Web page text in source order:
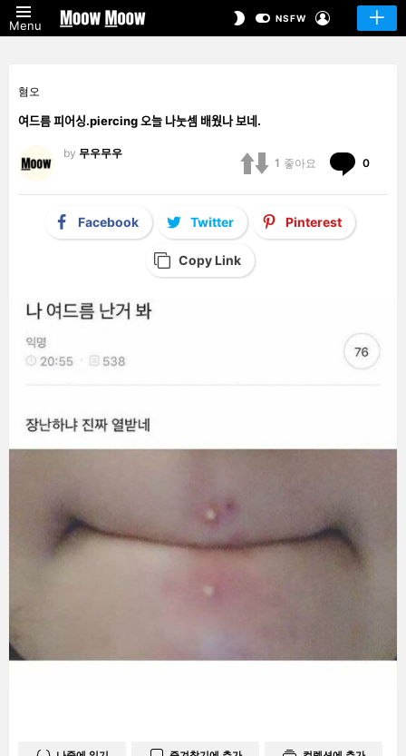
Menu
SWITCHNSFW
혐오
여드름 피어싱.piercing 오늘 나눗셈 배웠나 보네.
by 무우무우
1 좋아요 0
Facebook Twitter Pinterest
Copy Link